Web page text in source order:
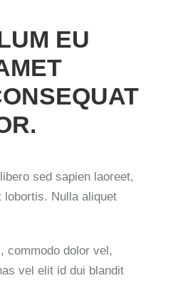
EU
sed sapien laoreet,
Nulla aliquet
commodo dolor vel,
vel elit id dui blandit